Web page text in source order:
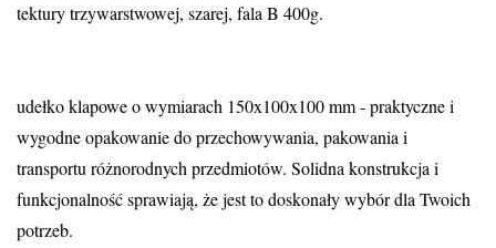
tektury trzywarstwowej, szarej, fala B 400g.
udełko klapowe o wymiarach 150x100x100 mm - praktyczne i
wygodne opakowanie do przechowywania, pakowania i
transportu różnorodnych przedmiotów. Solidna konstrukcja i
funkcjonalność sprawiają, że jest to doskonały wybór dla Twoich
potrzeb.